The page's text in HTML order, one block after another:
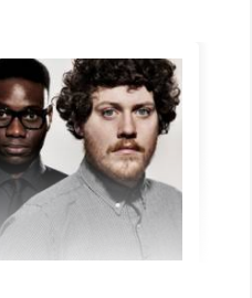
erreportaia